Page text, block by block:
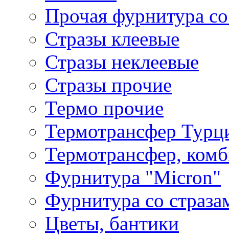
Прочая фурнитура
Стразы клеевые
Стразы неклеевые
Стразы прочие
Термо прочие
Термотрансфер
Термотрансфер,
Фурнитура "Micron"
Фурнитура со
Цветы, бантики